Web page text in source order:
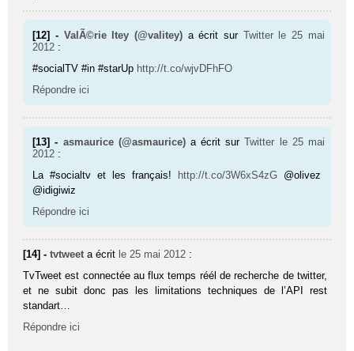
[12] - ValÃ©rie Itey (@valitey) a écrit sur Twitter
le 25 mai
2012 :
#socialTV #in #starUp http://t.co/wjvDFhFO
Répondre ici
[13] - asmaurice (@asmaurice) a écrit surTwitter
le 25 mai
2012 :
La #socialtv et les français!
http://t.co/3W6xS4zG@olivez
@idigiwiz
Répondre ici
[14] -tvtweet a écrit le 25 mai 2012 :
TvTweet est connectée au flux temps réél de recherche de twitter,
et ne subit donc pas les limitations techniques de l’API rest
standart…
Répondre ici